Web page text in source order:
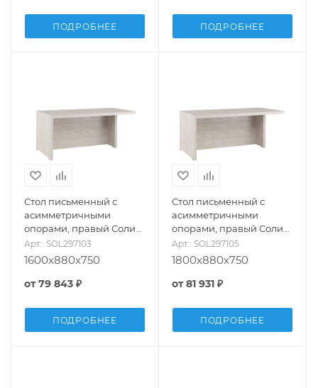
ПОДРОБНЕЕ ПОДРОБНЕЕ
Стол письменный с
асимметричными
опорами, правый Солид
(Solid) SOL297103
Арт.: SOL297103
1600x880x750
от79 843 ₽
ПОДРОБНЕЕ
Стол письменный с
асимметричными
опорами, правый Солид
(Solid) SOL297105
Арт.: SOL297105
1800x880x750
от81 931 ₽
ПОДРОБНЕЕ